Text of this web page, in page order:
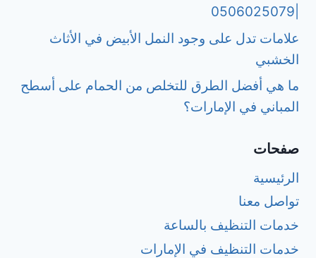
علامات تدل على وجود النمل الأبيض في الأثاث
الخشبي
ما هي أفضل الطرق للتخلص من الحمام على أسطح
المباني في الإمارات؟
صفحات
الرئيسية
تواصل معنا
خدمات التنظيف بالساعة
خدمات التنظيف في الإمارات